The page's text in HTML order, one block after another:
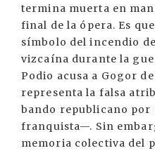
termina muerta en
final de la ópera. Es
símbolo del incendio
vizcaína durante la
Podio acusa a Gogor
representa la falsa
bando republicano por
franquista—. Sin
memoria colectiva del